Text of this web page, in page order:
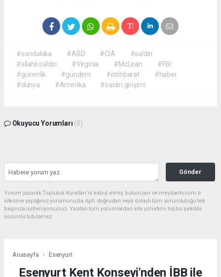
#sondakika #ABD #CIA
#saldırı
#silahlı saldırı
#Virginia #McLean
#FBI
#güvenlik
#gündem #istihbarat
#haber
#dünya
#Amerika #saldırı girişimi
Okuyucu Yorumları (0)
Gönder
Yorum yazarak Topluluk Kuralları’nı kabul etmiş bulunuyor ve meydantv.com.tr
sitesine yaptığınız yorumunuzla ilgili doğrudan veya dolaylı tüm sorumluluğu tek
başınıza üstleniyorsunuz. Yazılan tüm yorumlardan site yönetimi hiçbir şekilde
sorumlu tutulamaz.
Anasayfa Esenyurt
Esenyurt Kent Konseyi'nden İBB ile